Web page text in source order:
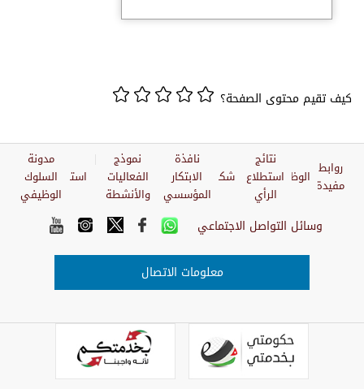
كيف تقيم محتوى الصفحة؟
روابط
مفيدة الوظائف
نتائج
استطلاع
الرأي
شكاوي
نافذة
الابتكار
المؤسسي
نموذج
الفعاليات
والأنشطة
استبيان
مدونة
السلوك
الوظيفي
وسائل التواصل الاجتماعي
معلومات الاتصال